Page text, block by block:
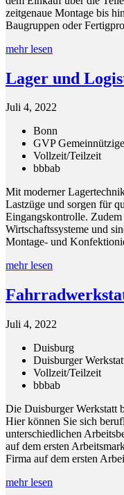
zeitgenaue Montage bis
Baugruppen oder
mehr lesen
Lager und
Juli 4, 2022
Bonn
GVP
Vollzeit/Teilzeit
bbbab
Mit moderner
Lastzüge und sorgen für
Eingangskontrolle.
Wirtschaftssysteme und
Montage- und
mehr lesen
Juli 4, 2022
Duisburg
Duisburger
Vollzeit/Teilzeit
bbbab
Die Duisburger Werkstatt
Hier können Sie sich
unterschiedlichen
auf dem ersten
Firma auf dem ersten
mehr lesen